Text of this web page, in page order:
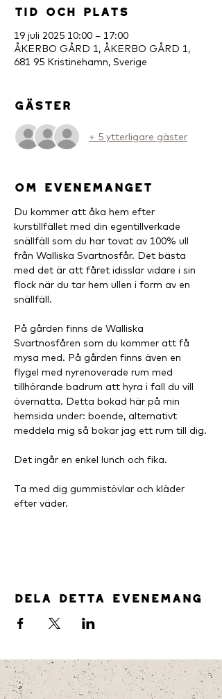
Tid och plats
19 juli 2025 10:00 – 17:00
ÅKERBO GÅRD 1, ÅKERBO GÅRD 1,
681 95 Kristinehamn, Sverige
Gäster
+ 5 ytterligare gäster
Om evenemanget
Du kommer att åka hem efter
kurstillfället med din egentillverkade
snällfäll som du har tovat av 100% ull
från Walliska Svartnosfår. Det bästa
med det är att fåret idisslar vidare i sin
flock när du tar hem ullen i form av en
snällfäll.
På gården finns de Walliska
Svartnosfåren som du kommer att få
mysa med. På gården finns även en
flygel med nyrenoverade rum med
tillhörande badrum att hyra i fall du vill
övernatta. Detta bokad här på min
hemsida under: boende, alternativt
meddela mig så bokar jag ett rum till dig.
Det ingår en enkel lunch och fika.
Ta med dig gummistövlar och kläder
efter väder.
Dela detta evenemang